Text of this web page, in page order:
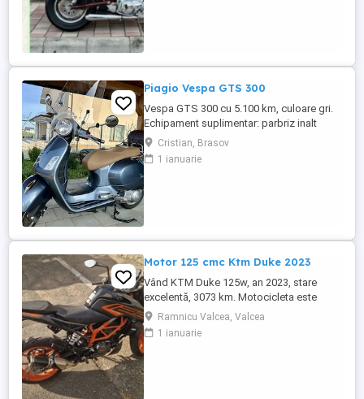
Piagio Vespa GTS 300
Vespa GTS 300 cu 5.100 km, culoare gri.
Echipament suplimentar: parbriz inalt
Faco (montat 2026), geanta portbagaj
Classic; prelungitor scarite pasager;
suspensie fata Bitubo si frane fata spate
Cristian, Brasov
1 ianuarie
Motor 125 cmc Ktm Duke 2023
Vând KTM Duke 125w, an 2023, stare
excelentă, 3073 km. Motocicleta este
ideală pentru începători sau pentru oraș.
Fără daune, lovituri!
Ramnicu Valcea, Valcea
1 ianuarie